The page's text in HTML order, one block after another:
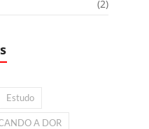
(2)
Estudo
A DOR